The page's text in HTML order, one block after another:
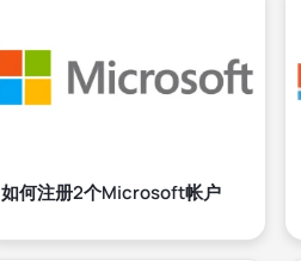
如何注册2个Microsoft帐户